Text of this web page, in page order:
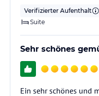
Verifizierter Aufenthalt
Suite
Sehr schönes
Ein sehr schönes und